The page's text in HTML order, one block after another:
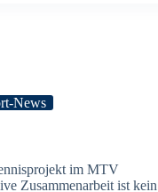
News
im MTV
Zusammenarbeit ist kein